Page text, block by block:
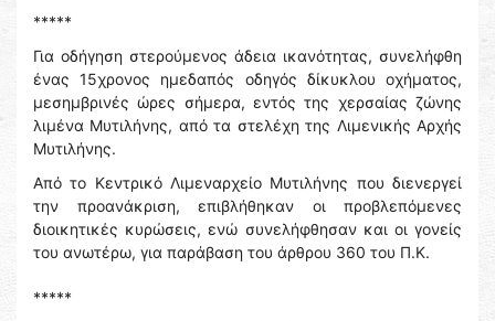
*****
Για οδήγηση στερούμενος άδεια ικανότητας, συνελήφθη
ένας 15χρονος ημεδαπός οδηγός δίκυκλου οχήματος,
μεσημβρινές ώρες σήμερα, εντός της χερσαίας ζώνης
λιμένα Μυτιλήνης, από τα στελέχη της Λιμενικής Αρχής
Μυτιλήνης.
Από το Κεντρικό Λιμεναρχείο Μυτιλήνης που διενεργεί
την προανάκριση, επιβλήθηκαν οι προβλεπόμενες
διοικητικές κυρώσεις, ενώ συνελήφθησαν και οι γονείς
του ανωτέρω, για παράβαση του άρθρου 360 του Π.Κ.
*****